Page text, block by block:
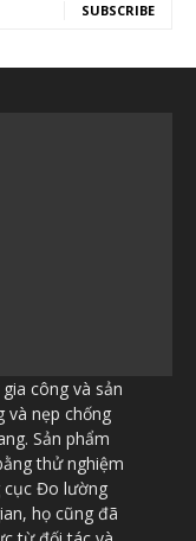
SUBSCRIBE
công và sản
và nẹp chống
Sản phẩm
thử nghiệm
cục Đo lường
họ cũng đã